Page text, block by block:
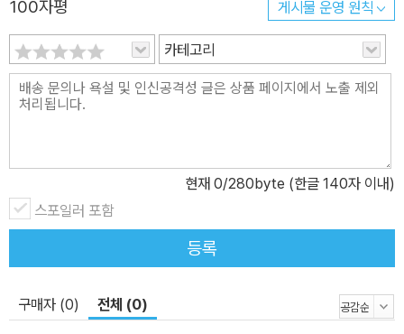
100자평 게시물 운영 원칙
카테고리
현재 0/280byte (한글 140자 이내)
스포일러 포함
등록
구매자 (0) 전체 (0)